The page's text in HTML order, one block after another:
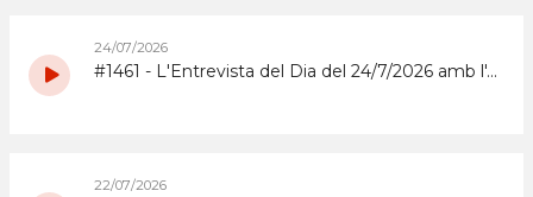
24/07/2026
#1461 - L'Entrevista del Dia del 24/7/2026 amb l'Abrera Gimnàstic Club
22/07/2026